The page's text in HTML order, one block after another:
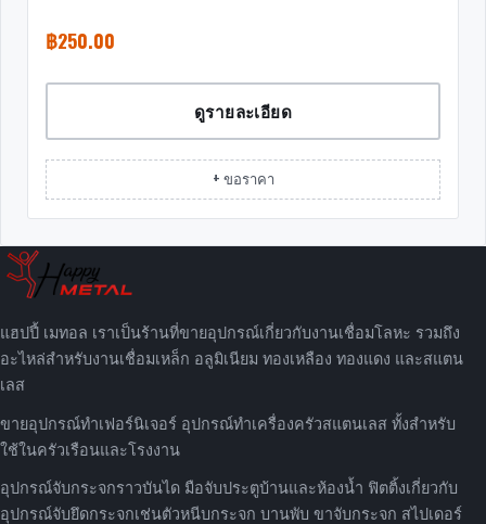
฿250.00
ดูรายละเอียด
+ ขอราคา
แฮปปี้ เมทอล เราเป็นร้านที่ขายอุปกรณ์เกี่ยวกับงานเชื่อมโลหะ รวมถึง
อะไหล่สำหรับงานเชื่อมเหล็ก อลูมิเนียม ทองเหลือง ทองแดง และสแตน
เลส
ขายอุปกรณ์ทำเฟอร์นิเจอร์ อุปกรณ์ทำเครื่องครัวสแตนเลส ทั้งสำหรับ
ใช้ในครัวเรือนและโรงงาน
อุปกรณ์จับกระจกราวบันได มือจับประตูบ้านและห้องน้ำ ฟิตติ้งเกี่ยวกับ
อุปกรณ์จับยึดกระจกเช่นตัวหนีบกระจก บานพับ ขาจับกระจก สไปเดอร์